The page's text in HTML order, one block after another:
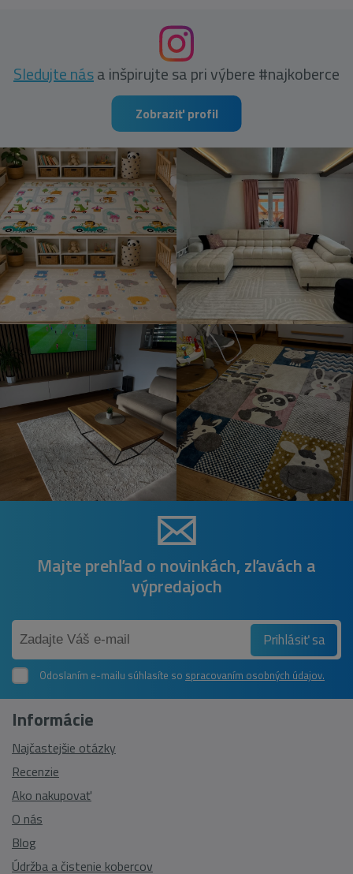
Sledujte nása inšpirujte sa pri výbere #najkoberce
Zobraziť profil
Majte prehľad o novinkách, zľavách a
výpredajoch
Prihlásiť sa
Odoslaním e-mailu súhlasíte so spracovaním osobných údajov.
Informácie
Najčastejšie otázky
Recenzie
Ako nakupovať
O nás
Blog
Údržba a čistenie kobercov